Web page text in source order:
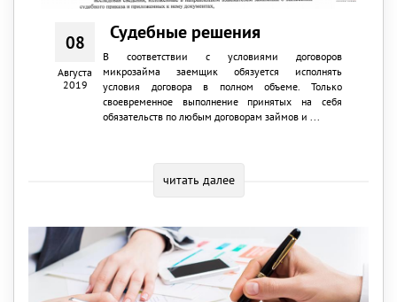
08
Августа
2019
Судебные решения
В соответствии с условиями договоров
микрозайма заемщик обязуется исполнять
условия договора в полном объеме. Только
своевременное выполнение принятых на себя
обязательств по любым договорам займов и ...
читать далее